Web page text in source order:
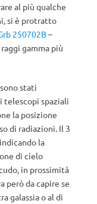
al più qualche
si è protratto
250702B–
gamma più
stati
spaziali
la posizione
di radiazioni. Il 3
la
di cielo
in prossimità
però da capire se
galassia o al di